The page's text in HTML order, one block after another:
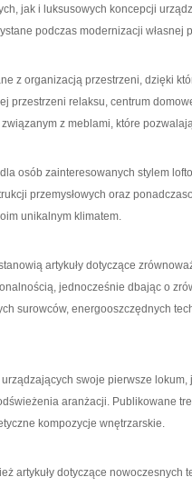
jak i luksusowych koncepcji
podczas modernizacji własnej
z organizacją przestrzeni, dzięki
przestrzeni relaksu, centrum
z meblami, które
osób zainteresowanych stylem
przemysłowych oraz
unikalnym klimatem.
artykuły dotyczące
jednocześnie dbając o
surowców, energooszczędnych
swoje pierwsze lokum,
aranżacji. Publikowane
kompozycje wnętrzarskie.
artykuły dotyczące